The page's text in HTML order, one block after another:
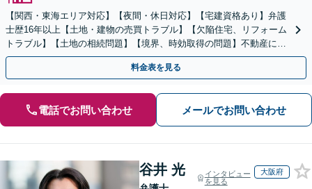
【関西・東海エリア対応】【夜間・休日対応】【宅建資格あり】弁護
士歴16年以上【土地・建物の売買トラブル】【欠陥住宅、リフォーム
トラブル】【土地の相続問題】【境界、時効取得の問題】不動産に関
するトラブル全般の解決に豊富な経験あり。
料金表を見る
電話でお問い合わせ メールでお問い合わせ
谷井 光
インタビュー
を見る
大阪府